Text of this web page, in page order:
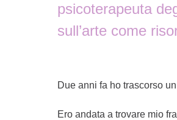
psicoterapeuta
sull’arte come
Due anni fa ho trascorso
Ero andata a trovare mio